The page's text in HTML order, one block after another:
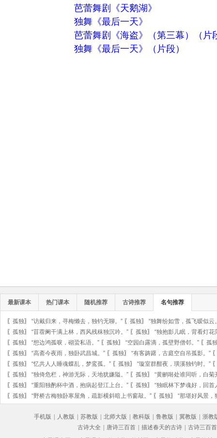
芭蕾舞剧《天鹅湖》
独舞《最后一天》
芭蕾舞剧《海盗》（第三幕）（片
独舞《最后一天》（片段）
最新课本 热门课本 随机推荐 古诗推荐 名句推荐
〖 孤独〗 “访戴归来，寻梅懒去，独钓无聊。” 〖 孤独〗 “独舞纷如雪，孤飞暧似云
〖 孤独〗 “苜蓿阑干满上林，西风残秣独沉吟。” 〖 孤独〗 “独抱影儿眠，背看灯花
〖 孤独〗 “想边鸿孤唳，砌蛩私语。” 〖 孤独〗 “空园白露滴，孤壁野僧邻。” 〖 孤
〖 孤独〗 “高斋今夜雨，独卧武昌城。” 〖 孤独〗 “有客踌躇，古庭空自吊孤影。”
〖 孤独〗 “忆共人人睡魂蝶乱，梦鸾孤。” 〖 孤独〗 “璇室群酣夜，璜溪独钓时。”
〖 孤独〗 “独倚危栏，神游无际，天地犹嫌隘。” 〖 孤独〗 “黄鹂啭处谁同听，白菊
〖 孤独〗 “重阳独酌杯中酒，抱病起登江上台。” 〖 孤独〗 “独眠林下梦魂好，回首
〖 孤独〗 “野桥古梅独卧寒屋角，疏影横斜暗上书窗敲。” 〖 孤独〗 “那堪好风景，
手机版 人教版 苏教版 北师大版 教科版 鲁教版 冀教版
浙教
古诗大全
唐诗三百首 描述春天的古诗
古诗三百首